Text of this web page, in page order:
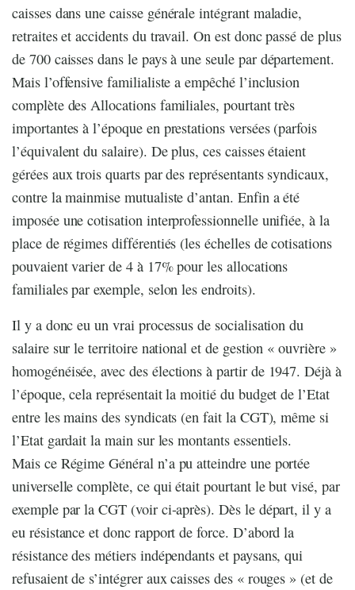
caisses dans une caisse générale intégrant maladie,
retraites et accidents du travail. On est donc passé de plus
de 700 caisses dans le pays à une seule par département.
Mais l’offensive familialiste a empêché l’inclusion
complète des Allocations familiales, pourtant très
importantes à l’époque en prestations versées (parfois
l’équivalent du salaire). De plus, ces caisses étaient
gérées aux trois quarts par des représentants syndicaux,
contre la mainmise mutualiste d’antan. Enfin a été
imposée une cotisation interprofessionnelle unifiée, à la
place de régimes différentiés (les échelles de cotisations
pouvaient varier de 4 à 17% pour les allocations
familiales par exemple, selon les endroits).
Il y a donc eu un vrai processus de socialisation du
salaire sur le territoire national et de gestion « ouvrière »
homogénéisée, avec des élections à partir de 1947. Déjà à
l’époque, cela représentait la moitié du budget de l’Etat
entre les mains des syndicats (en fait la CGT), même si
l’Etat gardait la main sur les montants essentiels.
Mais ce Régime Général n’a pu atteindre une portée
universelle complète, ce qui était pourtant le but visé, par
exemple par la CGT (voir ci-après). Dès le départ, il y a
eu résistance et donc rapport de force. D’abord la
résistance des métiers indépendants et paysans, qui
refusaient de s’intégrer aux caisses des « rouges » (et de